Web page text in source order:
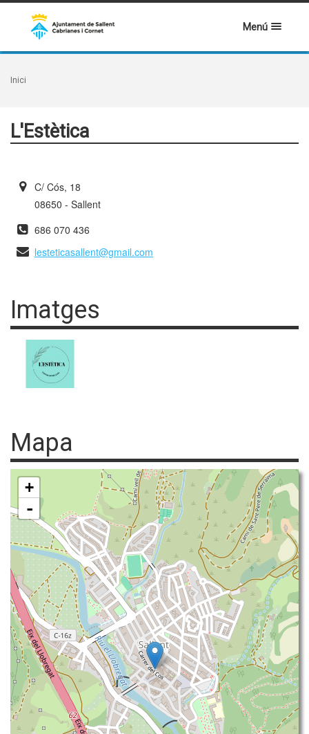
Menú
Inici
L'Estètica
C/ Cós, 18
08650 - Sallent
686 070 436
lesteticasallent@gmail.com
Imatges
Mapa
+
-